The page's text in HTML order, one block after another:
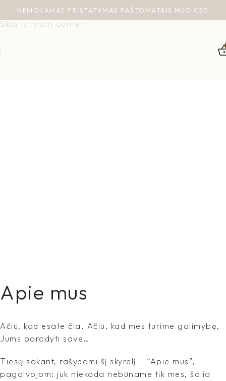
Skip to navigation
Skip to main content
NEMOKAMAS PRISTATYMAS PAŠTOMATAIS NUO €50
Apie mus
Ačiū, kad esate čia. Ačiū, kad mes turime galimybę,
Jums parodyti save…
Tiesą sakant, rašydami šį skyrelį – “Apie mus”,
pagalvojom: juk niekada nebūname tik mes, šalia